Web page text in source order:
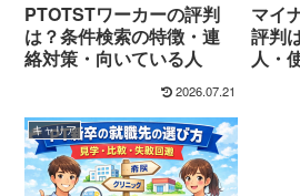
PTOTSTワーカーの評判
は？条件検索の特徴・連
絡対策・向いている人
2026.07.21
マイ
評判
人・
キャリア